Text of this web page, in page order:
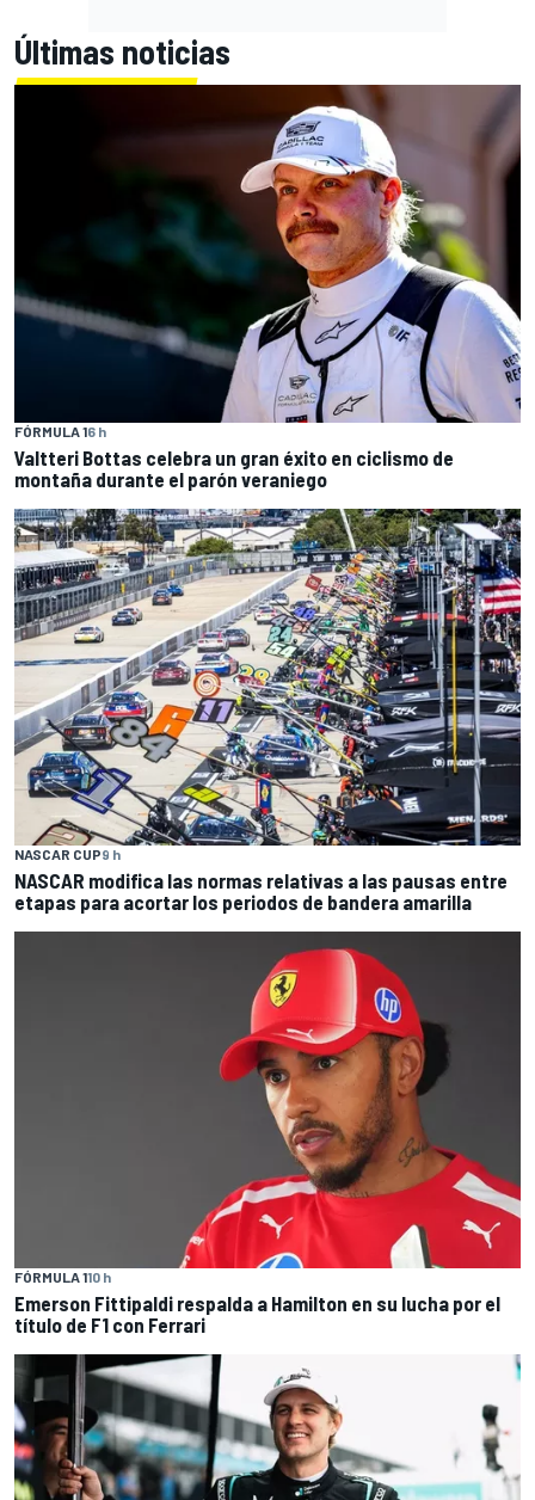
Últimas noticias
FÓRMULA 16 h
Valtteri Bottas celebra un gran éxito en ciclismo de
montaña durante el parón veraniego
NASCAR CUP9 h
NASCAR modifica las normas relativas a las pausas entre
etapas para acortar los periodos de bandera amarilla
FÓRMULA 110 h
Emerson Fittipaldi respalda a Hamilton en su lucha por el
título de F1 con Ferrari